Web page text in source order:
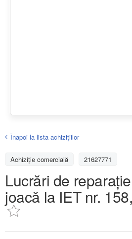
Înapoi la lista achiziţiilor
Achizițiе comercială 21627771
Lucrări de
joacă la IET nr.